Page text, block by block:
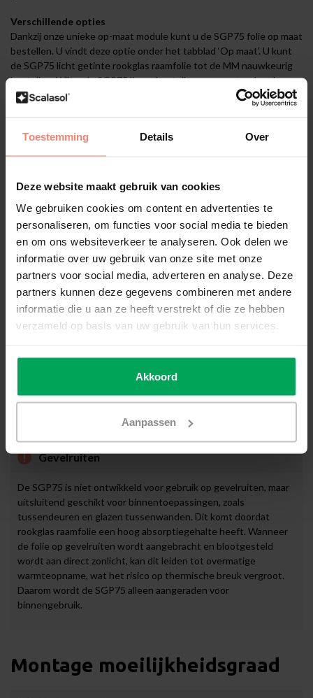
Toestemming Details Over
Deze website maakt gebruik van cookies
We gebruiken cookies om content en advertenties te
personaliseren, om functies voor social media te bieden
en om ons websiteverkeer te analyseren. Ook delen we
informatie over uw gebruik van onze site met onze
partners voor social media, adverteren en analyse. Deze
partners kunnen deze gegevens combineren met andere
informatie die u aan ze heeft verstrekt of die ze hebben
verzameld op basis van uw gebruik van hun services.
Akkoord
Aanpassen
Verschillende opties
Dankzij onze unieke op-maat module kunt u de SGP75 folie op maat
bestellen. U vindt deze optie onder het tabblad ‘Op maat’. U kunt
de SGP75 licht getinte rookglas raamfolie tot de MM nauwkeurig
bestellen. Wilt u de SGP75 liever bestellen op een standaard
formaat? Dat is ook mogelijk, middels het tabblad ‘Standaard
formaat’. Indien u een groot project heeft, en de SGP75 liever per
tabbladen vindt u op deze product pagina.
Montage
Voorbereiding
Voordat u begint met het aanbrengen van de SGP75 dient u eerst
de nodige voorbereidingen te treffen. U dient het glas grondig te
reinigen metSCALASOL® TO-PREPAREen deSCALASOL®
glaskrabber .
Montage binnenzijde glas
welke zijde van het glas u de SGP75 rookglas raamfolie aanbrengt.
Omdat het om een binnenruimte gaat, is er geen specifieke zijde
Gevelruiten
De SGP75 is niet ontwikkeld voor gebruik op gevelruiten, maar
uitsluitend geschikt voor binnentoepassingen, zoals
tussendeuren en glazen tussenwanden. Dit komt doordat
rookglas raamfolie een hoog absorptiegehalte heeft. Wanneer
de folie op gevelruiten wordt aangebracht en blootgesteld
wordt aan direct zonlicht, kan dit leiden tot overmatige
warmteopname, wat het risico op thermische breuk vergroot.
Daarom wordt de SGP75 alleen aangeraden voor
binnengebruik.
Montage moeilijkheidsgraad